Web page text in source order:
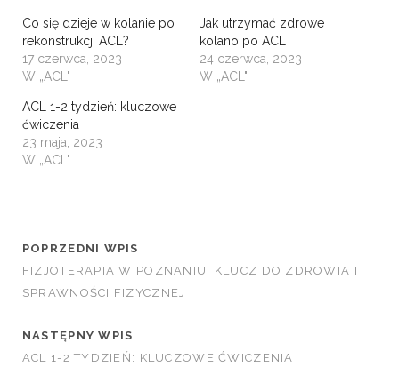
Co się dzieje w kolanie po
rekonstrukcji ACL?
17 czerwca, 2023
W „ACL"
Jak utrzymać zdrowe
kolano po ACL
24 czerwca, 2023
W „ACL"
ACL 1-2 tydzień: kluczowe
ćwiczenia
23 maja, 2023
W „ACL"
POPRZEDNI WPIS
FIZJOTERAPIA W POZNANIU: KLUCZ DO ZDROWIA I
SPRAWNOŚCI FIZYCZNEJ
NASTĘPNY WPIS
ACL 1-2 TYDZIEŃ: KLUCZOWE ĆWICZENIA